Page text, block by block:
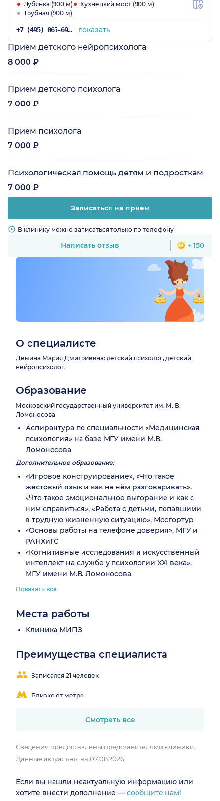
Лубянка (900 м)
Кузнецкий мост (900 м)
Трубная (900 м)
+7 (495) 065-69-73 показать
Прием детского нейропсихолога
8 000 ₽
Прием детского психолога
7 000 ₽
Прием психолога
7 000 ₽
Психологическая помощь детям и подросткам
7 000 ₽
Записаться на прием
В клинику можно записаться только по телефону
Написать отзыв + 150
О специалисте
Демина Мария Дмитриевна: детский психолог, детский
нейропсихолог.
Образование
Московский государственный университет им. М. В.
Ломоносова
Аспирантура по специальности «Медицинская
психология» на базе МГУ имени М.В.
Ломоносова
Дополнительное образование:
«Игровое конструирование», «Что такое
жестовый язык и как на нём разговаривать»,
«Что такое эмоциональное выгорание и как с
ним справиться», «Работа с детьми, попавшими
в трудную жизненную ситуацию», Мосгортур
«Основы работы на телефоне доверия», МГУ и
РАНХиГС
«Когнитивные исследования и искусственный
интеллект на службе у психологии XXI века»,
МГУ имени М.В. Ломоносова
Показать все
Места работы
Клиника МИПЗ
Преимущества специалиста
Записался 21 человек
Близко от метро
Смотреть все
Сведения предоставлены представителями клиники.
Данные актуальны на 07.08.2026
Если вы нашли неактуальную информацию или
хотите внести дополнение — сообщите нам!